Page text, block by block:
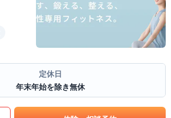
定休日
年末年始を除き無休